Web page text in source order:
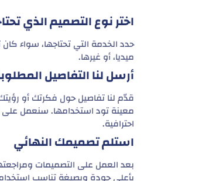
اختر نوع التصميم الذي
حدد الخدمة التي تحتاجها، سواء
ميديا، أو غيرها.
أرسل لنا التفاصيل
قدّم لنا تفاصيل حول فكرتك أو
معينة تود استخدامها. سنعمل على
احترافية.
استلم تصميمك النهائي
بعد العمل على التصميمات